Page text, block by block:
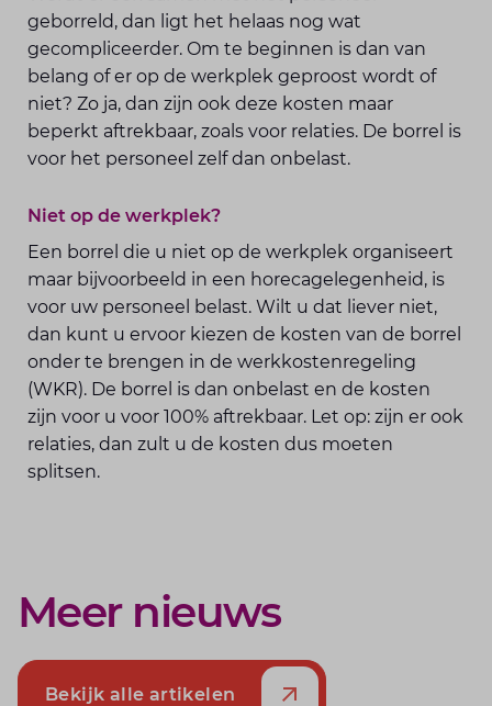
geborreld, dan ligt het helaas nog wat
gecompliceerder. Om te beginnen is dan van
belang of er op de werkplek geproost wordt of
niet? Zo ja, dan zijn ook deze kosten maar
beperkt aftrekbaar, zoals voor relaties. De borrel is
voor het personeel zelf dan onbelast.
Niet op de werkplek?
Een borrel die u niet op de werkplek organiseert
maar bijvoorbeeld in een horecagelegenheid, is
voor uw personeel belast. Wilt u dat liever niet,
dan kunt u ervoor kiezen de kosten van de borrel
onder te brengen in de werkkostenregeling
(WKR). De borrel is dan onbelast en de kosten
zijn voor u voor 100% aftrekbaar. Let op: zijn er ook
relaties, dan zult u de kosten dus moeten
splitsen.
Meer nieuws
Bekijk alle artikelen